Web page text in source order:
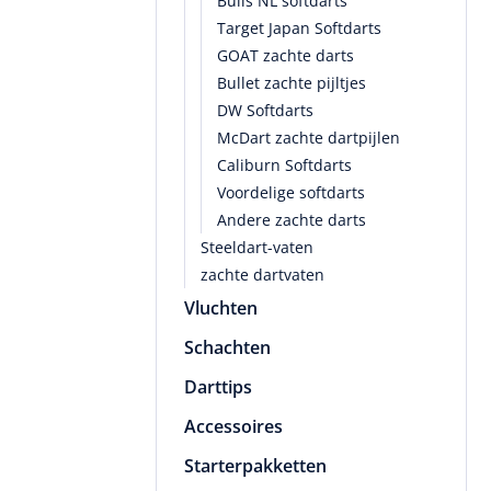
Target Japan Softdarts
GOAT zachte darts
Bullet zachte pijltjes
DW Softdarts
McDart zachte dartpijlen
Caliburn Softdarts
Voordelige softdarts
Andere zachte darts
Steeldart-vaten
zachte dartvaten
Vluchten
Schachten
Darttips
Accessoires
Starterpakketten